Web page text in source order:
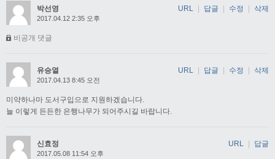
박선영
2017.04.12 2:35 오후
비공개 댓글
URL 답글 수정 삭제
유승열
2017.04.13 8:45 오전
미약하나마 도서구입으로 지원하겠습니다.
늘 이렇게 든든한 은행나무가 되어주시길 바랍니다.
URL 답글 수정 삭제
신효정
2017.05.08 11:54 오후
URL 답글